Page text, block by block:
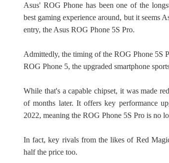
Asus' ROG Phone has been one of the
best gaming experience around, but it seems
entry, the Asus ROG Phone 5S Pro.
Admittedly, the timing of the ROG Phone 5S
ROG Phone 5, the upgraded smartphone
While that's a capable chipset, it was made
of months later. It offers key performance
2022, meaning the ROG Phone 5S Pro is no
In fact, key rivals from the likes of Red
half the price too.